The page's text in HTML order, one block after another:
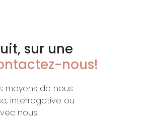
sur une
nous!
moyens de nous
interrogative ou
nous.